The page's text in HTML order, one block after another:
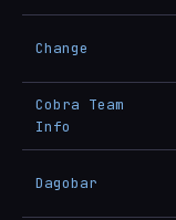
Change
Cobra Team
Info
Dagobar